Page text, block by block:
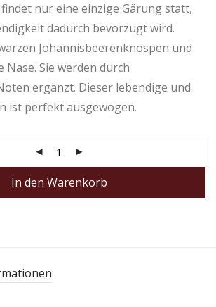
findet nur eine einzige Gärung statt,
dadurch bevorzugt wird.
Johannisbeerenknospen und
Nase. Sie werden durch
ergänzt. Dieser lebendige und
ist perfekt ausgewogen.
In den Warenkorb